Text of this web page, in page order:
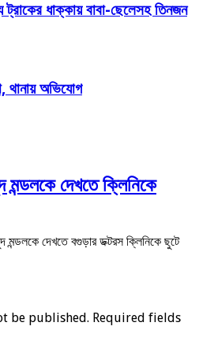
ট্রাকের ধাক্কায় বাবা-ছেলেসহ তিনজন
থানায় অভিযোগ
দেখতে ক্লিনিকে
দেখতে বগুড়ার ডক্টরস ক্লিনিকে ছুটে
be published. Required fields